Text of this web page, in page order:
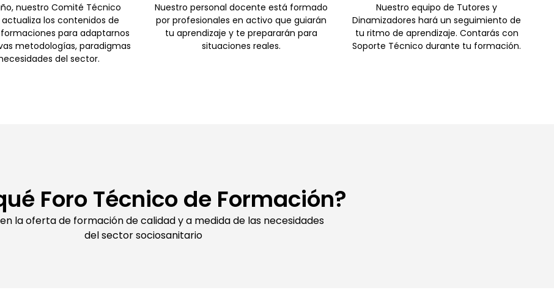
nuestro Comité Técnico
actualiza los contenidos de
para adaptarnos
metodologías, paradigmas
del sector.
Nuestro personal docente está formado
por profesionales en activo que guiarán
tu aprendizaje y te prepararán para
situaciones reales.
Nuestro equipo de Tutores y
Dinamizadores hará un seguimiento de
tu ritmo de aprendizaje. Contarás con
Soporte Técnico durante tu formación.
Foro Técnico de Formación?
la oferta de formación de calidad y a medida de las necesidades
del sector sociosanitario